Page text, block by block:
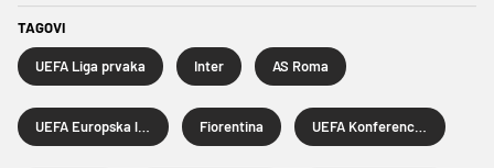
TAGOVI
UEFA Liga prvaka Inter AS Roma
Fiorentina